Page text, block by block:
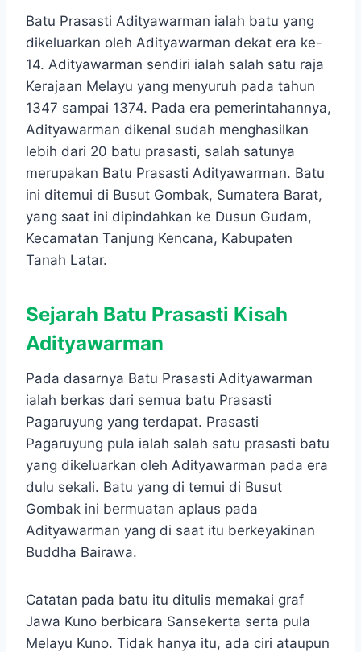
Batu Prasasti Adityawarman ialah batu yang
dikeluarkan oleh Adityawarman dekat era ke-
14. Adityawarman sendiri ialah salah satu raja
Kerajaan Melayu yang menyuruh pada tahun
1347 sampai 1374. Pada era pemerintahannya,
Adityawarman dikenal sudah menghasilkan
lebih dari 20 batu prasasti, salah satunya
merupakan Batu Prasasti Adityawarman. Batu
ini ditemui di Busut Gombak, Sumatera Barat,
yang saat ini dipindahkan ke Dusun Gudam,
Kecamatan Tanjung Kencana, Kabupaten
Tanah Latar.
Sejarah Batu Prasasti Kisah
Adityawarman
Pada dasarnya Batu Prasasti Adityawarman
ialah berkas dari semua batu Prasasti
Pagaruyung yang terdapat. Prasasti
Pagaruyung pula ialah salah satu prasasti batu
yang dikeluarkan oleh Adityawarman pada era
dulu sekali. Batu yang di temui di Busut
Gombak ini bermuatan aplaus pada
Adityawarman yang di saat itu berkeyakinan
Buddha Bairawa.
Catatan pada batu itu ditulis memakai graf
Jawa Kuno berbicara Sansekerta serta pula
Melayu Kuno. Tidak hanya itu, ada ciri ataupun